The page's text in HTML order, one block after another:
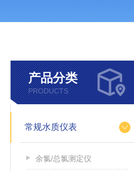
产品分类
PRODUCTS
常规水质仪表
余氯/总氯测定仪